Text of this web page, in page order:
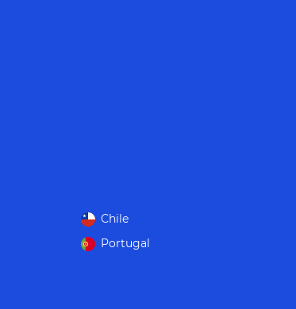
Chile
Portugal